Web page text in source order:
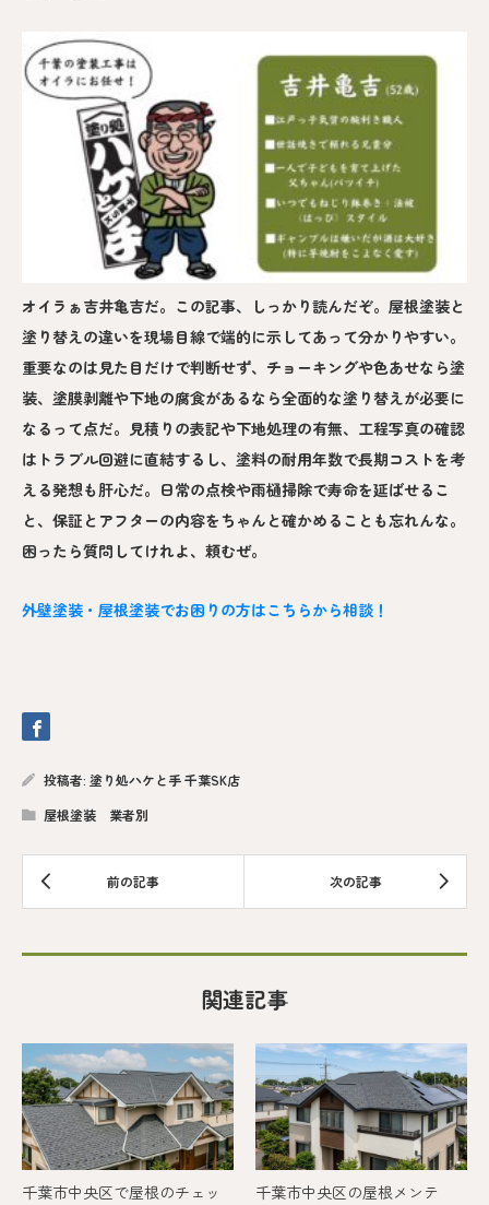
オイラぁ吉井亀吉だ。この記事、しっかり読んだぞ。屋根塗装と
塗り替えの違いを現場目線で端的に示してあって分かりやすい。
重要なのは見た目だけで判断せず、チョーキングや色あせなら塗
装、塗膜剥離や下地の腐食があるなら全面的な塗り替えが必要に
なるって点だ。見積りの表記や下地処理の有無、工程写真の確認
はトラブル回避に直結するし、塗料の耐用年数で長期コストを考
える発想も肝心だ。日常の点検や雨樋掃除で寿命を延ばせるこ
と、保証とアフターの内容をちゃんと確かめることも忘れんな。
困ったら質問してけれよ、頼むぜ。
外壁塗装・屋根塗装でお困りの方はこちらから相談！
投稿者: 塗り処ハケと手 千葉SK店
屋根塗装 業者別
関連記事
千葉市中央区で屋根のチェッ
千葉市中央区の屋根メンテ